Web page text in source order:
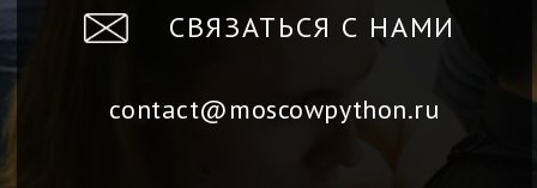
СВЯЗАТЬСЯ С НАМИ
contact@moscowpython.ru